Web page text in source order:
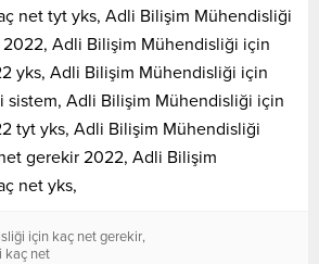
net tyt yks, Adli Bilişim Mühendisliği
Adli Bilişim Mühendisliği için
yks, Adli Bilişim Mühendisliği için
sistem, Adli Bilişim Mühendisliği için
tyt yks, Adli Bilişim Mühendisliği
gerekir 2022, Adli Bilişim
net yks,
için kaç net gerekir,
kaç net